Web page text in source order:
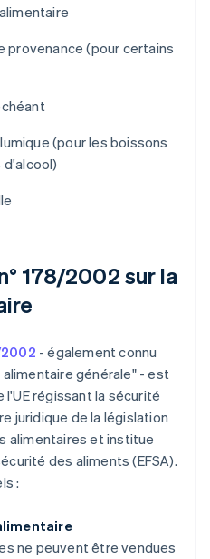
provenance (pour certains
(pour les boissons
d'alcool)
178/2002 sur la
- également connu
générale" - est
l'UE régissant la sécurité
juridique de la législation
alimentaires et institue
des aliments (EFSA).
:
ne peuvent être vendues